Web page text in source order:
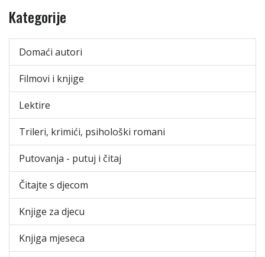
Kategorije
Domaći autori
Filmovi i knjige
Lektire
Trileri, krimići, psihološki romani
Putovanja - putuj i čitaj
Čitajte s djecom
Knjige za djecu
Knjiga mjeseca